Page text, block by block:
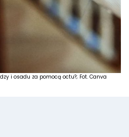
i osadu za pomocą octu?; Fot. Canva